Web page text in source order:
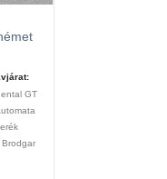
GT
Brodgar